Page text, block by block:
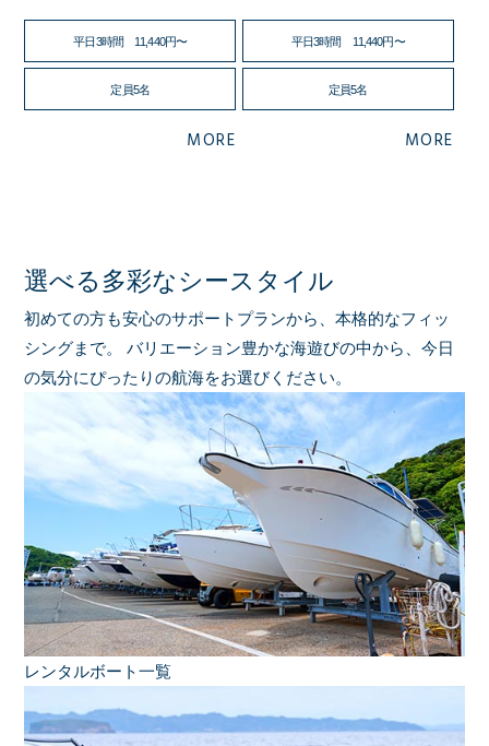
平日3時間 11,440円〜
定員5名
MORE
平日3時間 11,440円〜
定員5名
MORE
選べる多彩なシースタイル
初めての方も安心のサポートプランから、本格的なフィッ
シングまで。
バリエーション豊かな海遊びの中から、今日
の気分にぴったりの航海をお選びください。
レンタルボート一覧